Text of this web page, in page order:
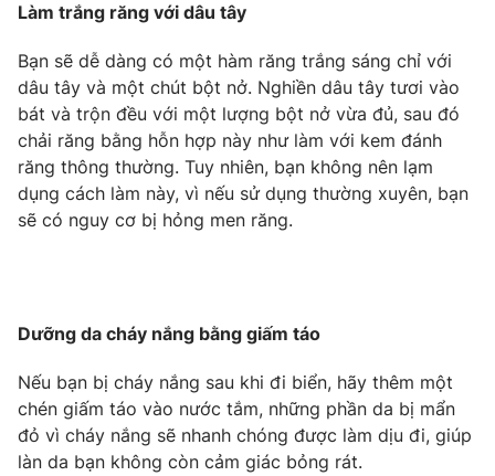
Tư vấn
Emagazine Podcast
Photo Infographic
Video Shorts video
VTV Sức khoẻ Bất động sản
Thị trường 24h Tấm lòng Việt
Làm trắng răng với dâu tây
Bạn sẽ dễ dàng có một hàm răng trắng sáng chỉ với
dâu tây và một chút bột nở. Nghiền dâu tây tươi vào
bát và trộn đều với một lượng bột nở vừa đủ, sau đó
chải răng bằng hỗn hợp này như làm với kem đánh
răng thông thường. Tuy nhiên, bạn không nên lạm
dụng cách làm này, vì nếu sử dụng thường xuyên, bạn
sẽ có nguy cơ bị hỏng men răng.
Dưỡng da cháy nắng bằng giấm táo
Nếu bạn bị cháy nắng sau khi đi biển, hãy thêm một
chén giấm táo vào nước tắm, những phần da bị mẩn
đỏ vì cháy nắng sẽ nhanh chóng được làm dịu đi, giúp
làn da bạn không còn cảm giác bỏng rát.